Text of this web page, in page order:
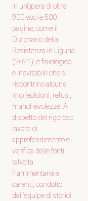
In un’opera di oltre
900 voci e 500
pagine, come il
Dizionario della
Resistenza in Liguria
(2021), è fisiologico
e inevitabile che si
riscontrino alcune
imprecisioni, refusi,
manchevolezze. A
dispetto del rigoroso
lavoro di
approfondimento e
verifica delle fonti,
talvolta
frammentarie e
carenti, condotto
dall’equipe di storici